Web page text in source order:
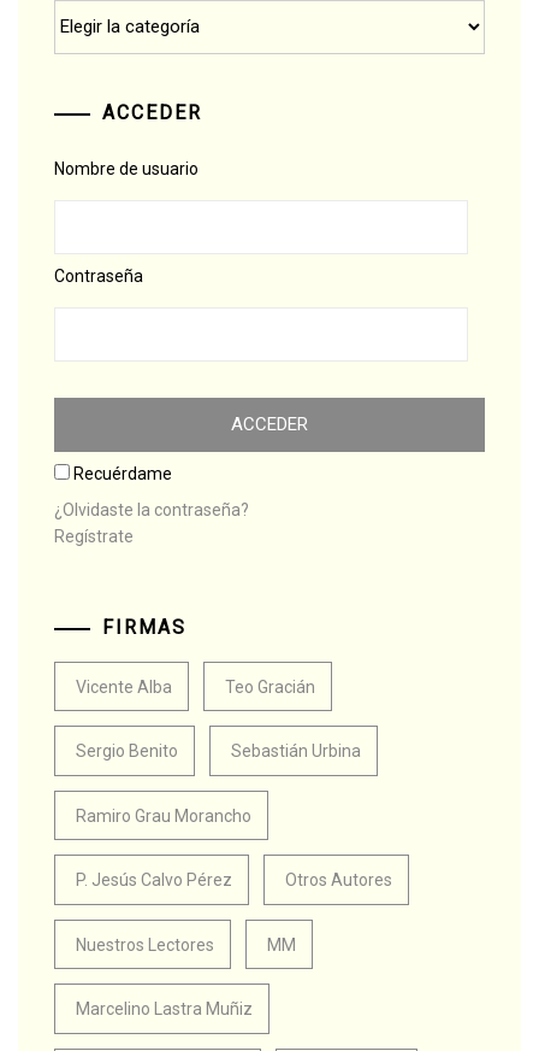
ACCEDER
Nombre de usuario
Contraseña
Recuérdame
¿Olvidaste la contraseña?
Regístrate
FIRMAS
Vicente Alba Teo Gracián
Sergio Benito Sebastián Urbina
Ramiro Grau Morancho
P. Jesús Calvo Pérez Otros Autores
Nuestros Lectores MM
Marcelino Lastra Muñiz